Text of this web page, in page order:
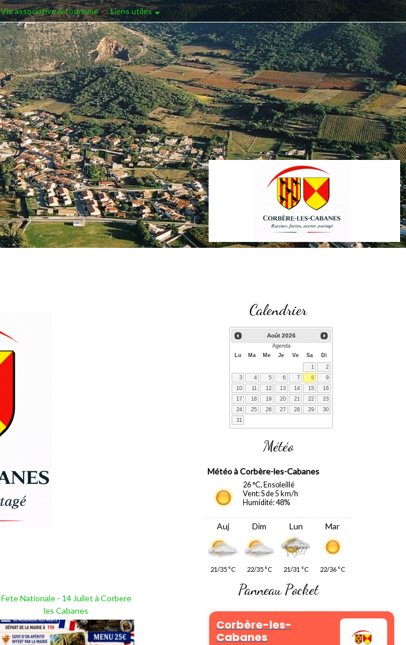
Vie associative & tourisme Liens utiles
Au coeur des
Pyrénées-Orientales
Fete Nationale - 14 Juilet à Corbere
les Cabanes
Calendrier
Août 2026
Agenda
Lu
Ma Me Je Ve Sa
Di
1
2
3
4 5 6 7 8
9
10
11 12 13 14 15
16
17
18 19 20 21 22
23
24
25 26 27 28 29
30
31
Météo
Corbère-les-Cabanes
26 °C, Ensoleillé
Vent: S de 5 km/h
Humidité: 48%
Auj
21/35 °C
Dim
22/35 °C
Lun
21/31 °C
Mar
22/36 °C
Panneau Pocket